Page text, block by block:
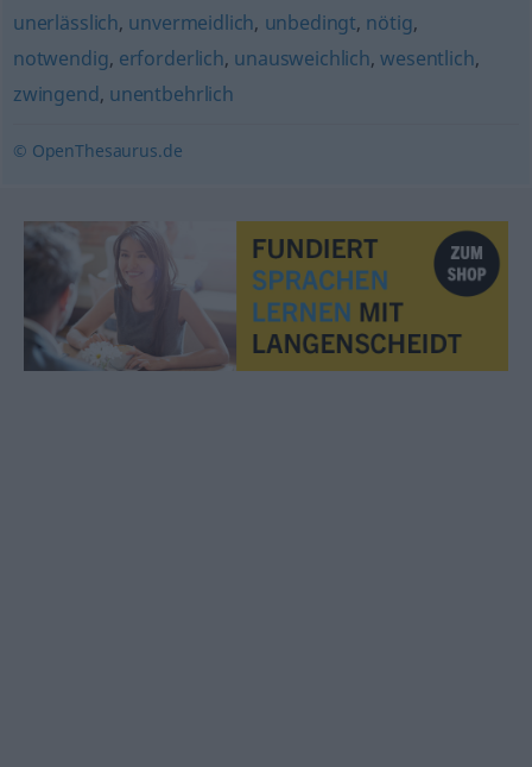
unerlässlich, unvermeidlich, unbedingt, nötig,
notwendig, erforderlich, unausweichlich,wesentlich,
zwingend, unentbehrlich
© OpenThesaurus.de